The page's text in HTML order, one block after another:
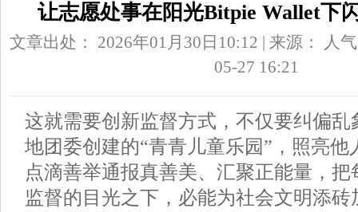
让志愿处事在阳光Bitpie Wallet下
文章出处： 2026年01月30日10:12 | 来源：
人
05-27 16:21
这就需要创新监督方式，不仅要纠偏乱
地团委创建的“青青儿童乐园”，照亮他
点滴善举通报真善美、汇聚正能量，
监督的目光之下，必能为社会文明添